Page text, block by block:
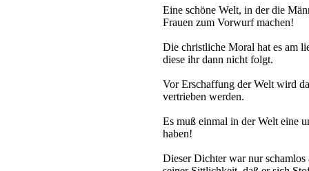
Eine schöne Welt, in der die
Frauen zum Vorwurf machen!
Die christliche Moral hat es am
diese ihr dann nicht folgt.
Vor Erschaffung der Welt wird
vertrieben werden.
Es muß einmal in der Welt eine
haben!
Dieser Dichter war nur schamlos